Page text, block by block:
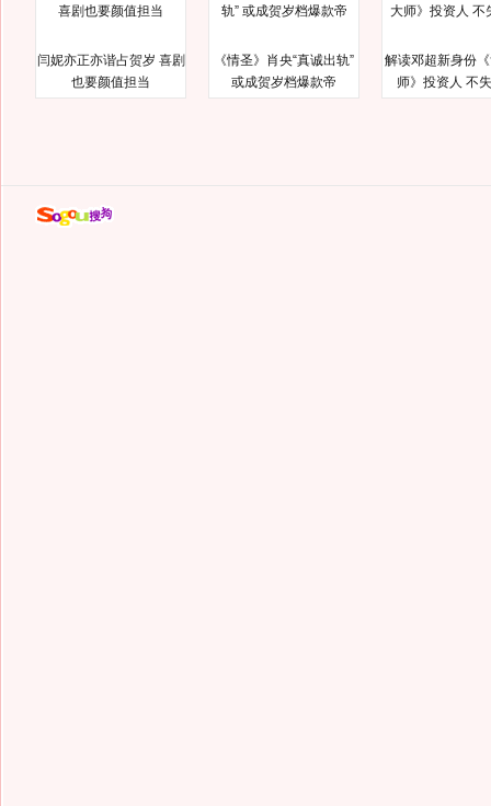
闫妮亦正亦谐占贺岁 喜剧
也要颜值担当
《情圣》肖央“真诚出轨”
或成贺岁档爆款帝
解读邓超新身份
师》投资人 不